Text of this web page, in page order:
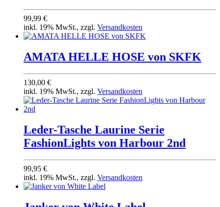
99,99 €
inkl. 19% MwSt., zzgl. Versandkosten
AMATA HELLE HOSE von SKFK
130,00 €
inkl. 19% MwSt., zzgl. Versandkosten
Leder-Tasche Laurine Serie
FashionLights von Harbour 2nd
99,95 €
inkl. 19% MwSt., zzgl. Versandkosten